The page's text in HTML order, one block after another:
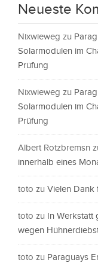
Neueste
Nixwieweg zu
Solarmodulen im
Prüfung
Nixwieweg zu
Solarmodulen im
Prüfung
Albert Rotzbremsn
innerhalb eines
toto zu Vielen Dank
toto zu In Werkstatt
wegen
toto zu Paraguays